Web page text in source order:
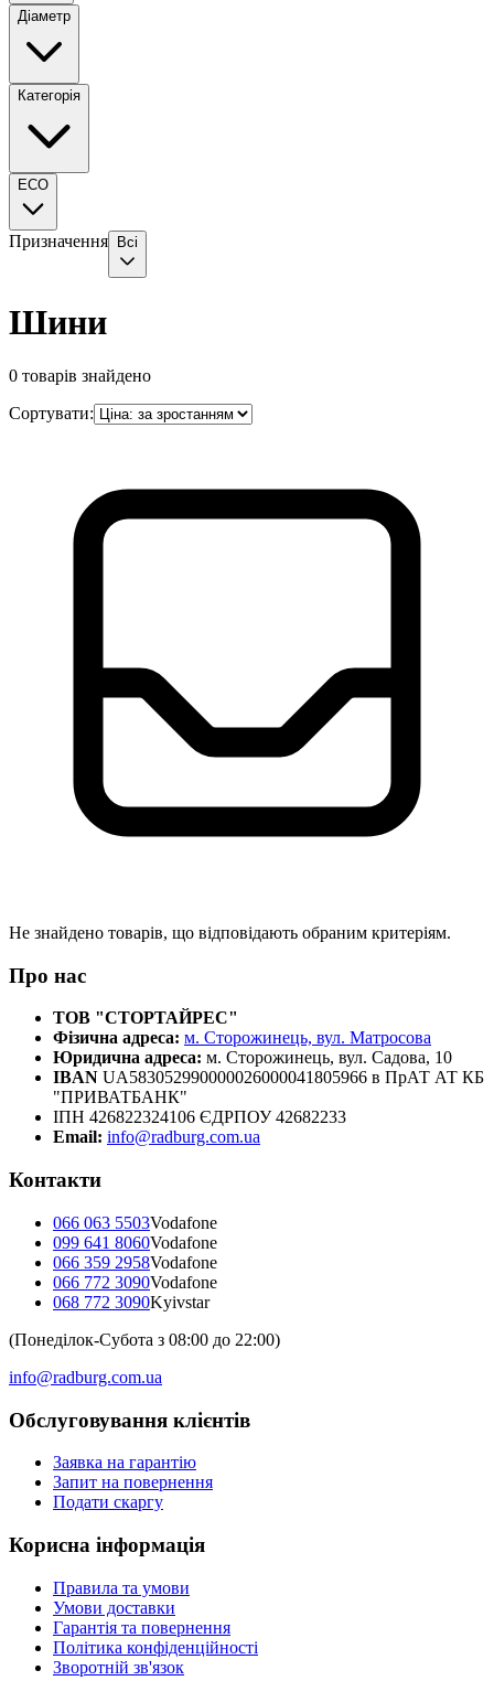
Діаметр
Категорія
ECO
Призначення Всі
Шини
0 товарів знайдено
Сортувати:
Не знайдено товарів, що відповідають обраним критеріям.
Про нас
ТОВ "СТОРТАЙРЕС"
Фізична адреса: м. Сторожинець, вул. Матросова
Юридична адреса: м. Сторожинець, вул. Садова, 10
IBAN UA583052990000026000041805966 в ПрАТ АТ КБ
"ПРИВАТБАНК"
ІПН 426822324106 ЄДРПОУ 42682233
Email: info@radburg.com.ua
Контакти
066 063 5503Vodafone
099 641 8060Vodafone
066 359 2958Vodafone
066 772 3090Vodafone
068 772 3090Kyivstar
(Понеділок-Субота з 08:00 до 22:00)
info@radburg.com.ua
Обслуговування клієнтів
Заявка на гарантію
Запит на повернення
Подати скаргу
Корисна інформація
Правила та умови
Умови доставки
Гарантія та повернення
Політика конфіденційності
Зворотній зв'язок